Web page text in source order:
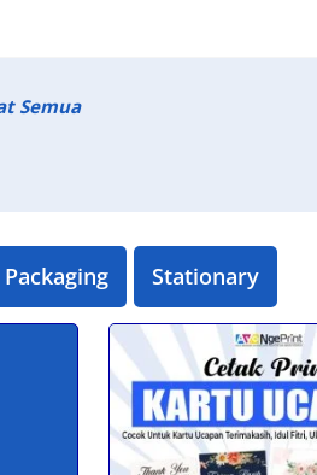
Semua
Packaging Stationary